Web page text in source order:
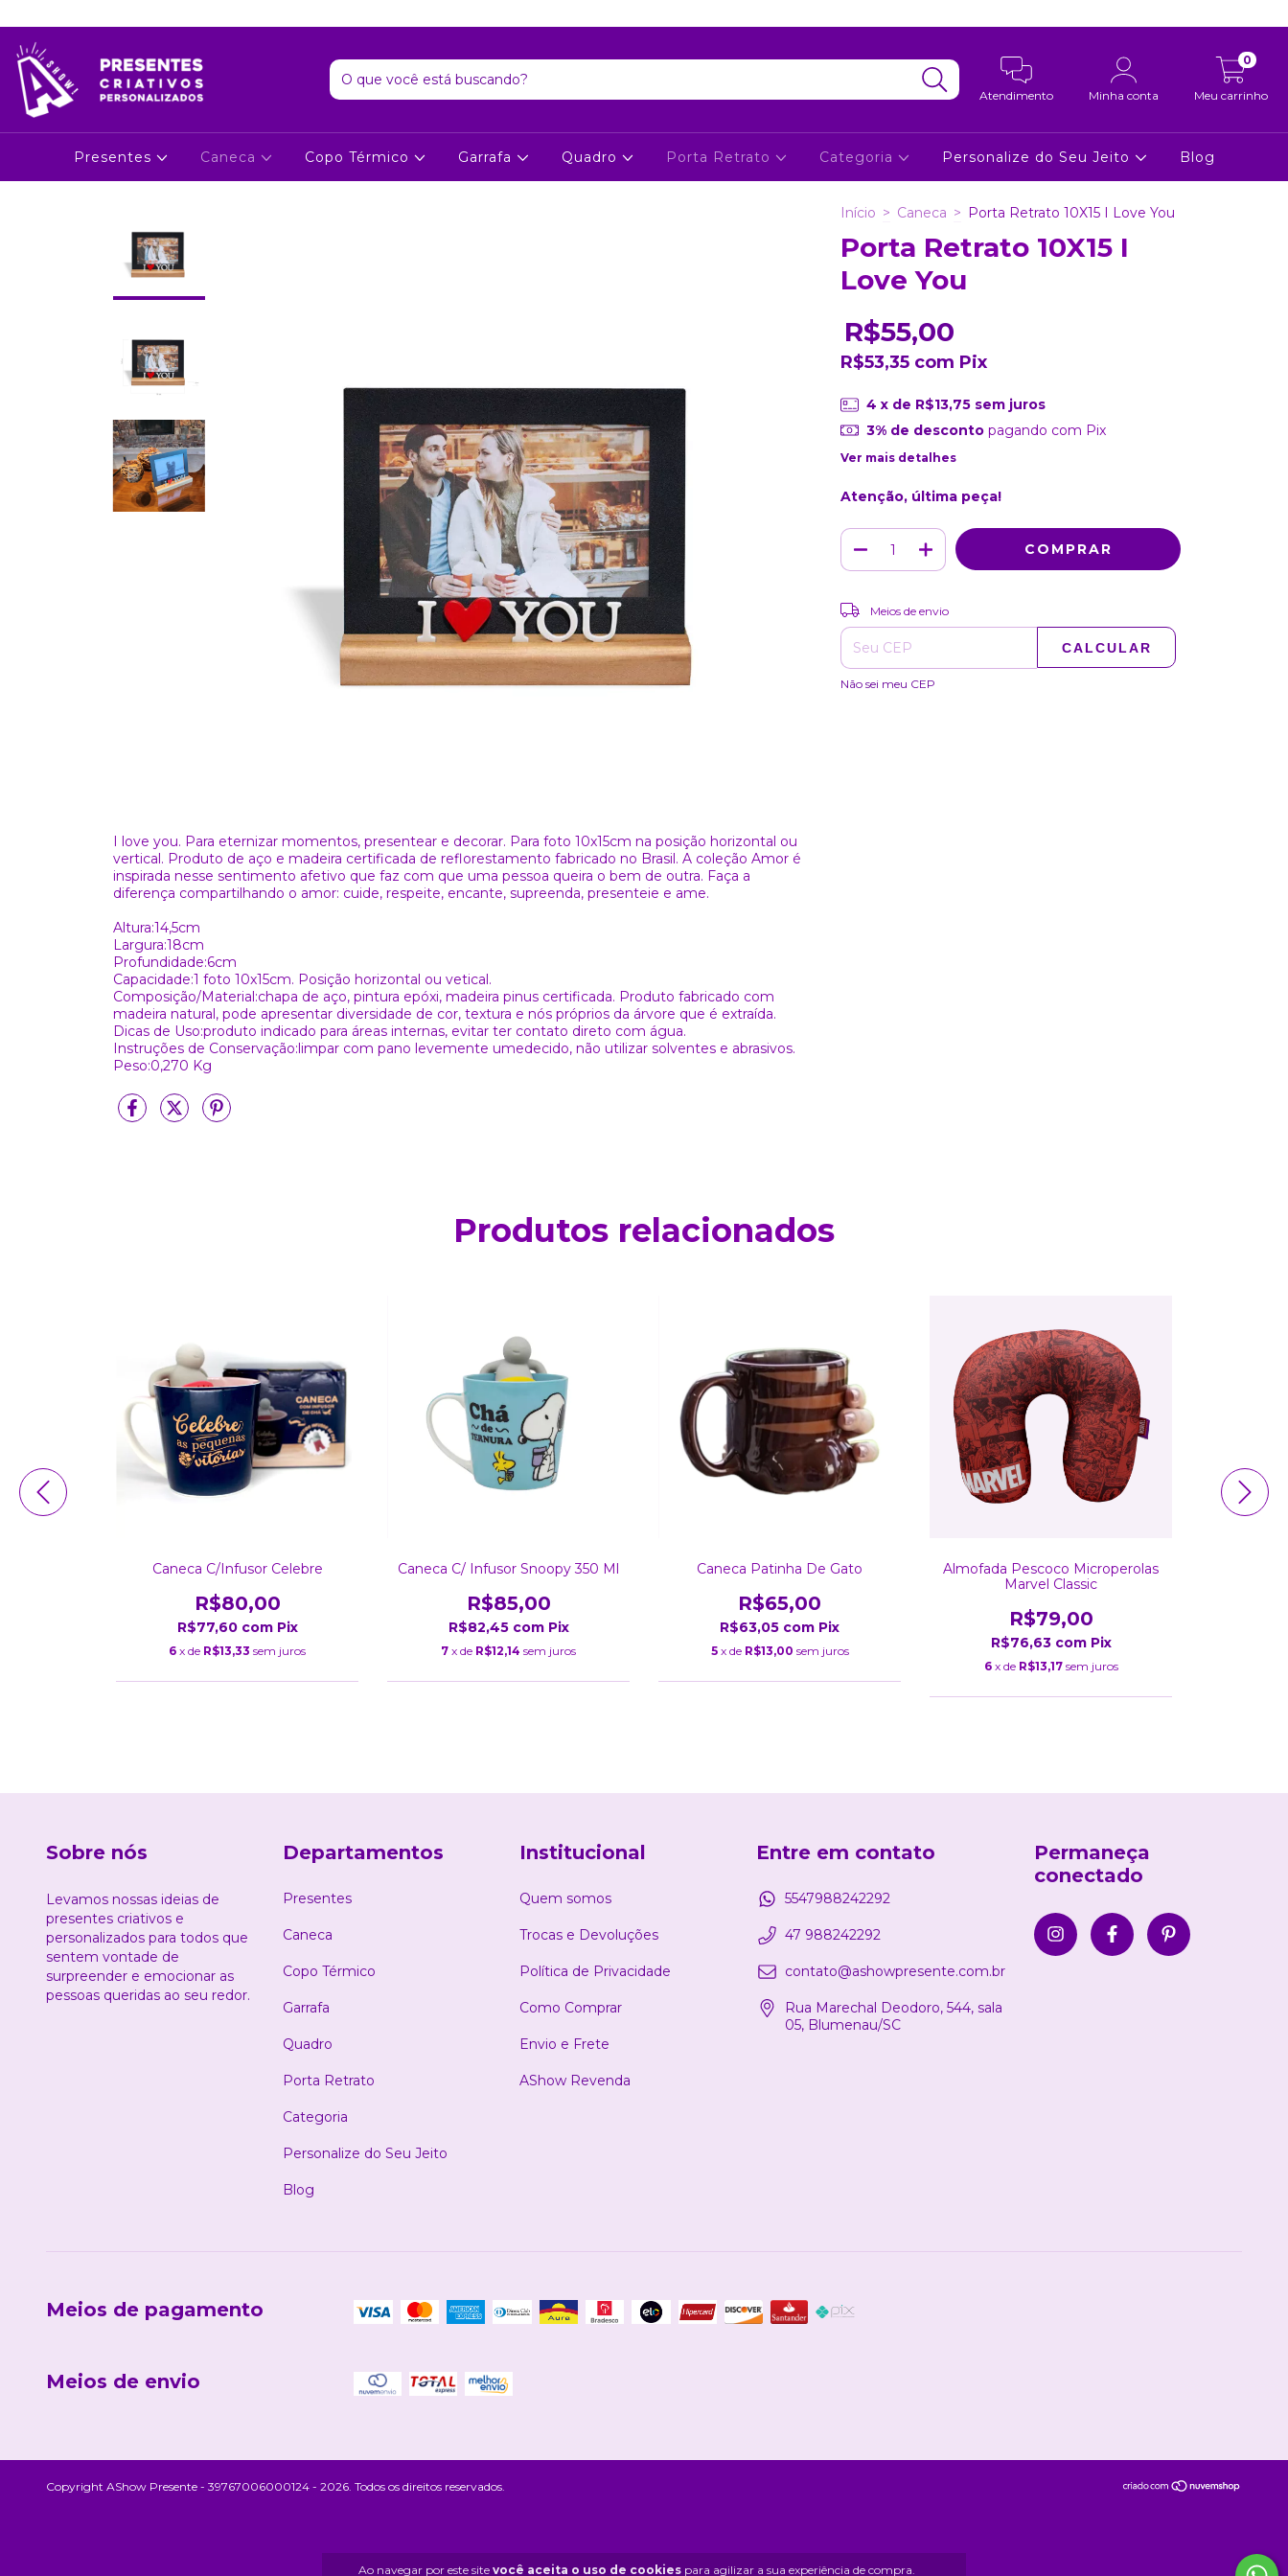
Atendimento Minha conta Meu carrinho
0
Presentes Caneca Copo Térmico Garrafa Quadro Porta Retrato Categoria Personalize do Seu Jeito Blog
Ao navegar por este site você aceita o uso de cookiespara agilizar a sua experiência de compra.
I love you. Para eternizar momentos, presentear e decorar. Para foto 10x15cm na posição horizontal ou
vertical. Produto de aço e madeira certificada de reflorestamento fabricado no Brasil. A coleção Amor é
inspirada nesse sentimento afetivo que faz com que uma pessoa queira o bem de outra. Faça a
diferença compartilhando o amor: cuide, respeite, encante, supreenda, presenteie e ame.
Altura:14,5cm
Largura:18cm
Profundidade:6cm
Capacidade:1 foto 10x15cm. Posição horizontal ou vetical.
Composição/Material:chapa de aço, pintura epóxi, madeira pinus certificada. Produto fabricado com
madeira natural, pode apresentar diversidade de cor, textura e nós próprios da árvore que é extraída.
Dicas de Uso:produto indicado para áreas internas, evitar ter contato direto com água.
Instruções de Conservação:limpar com pano levemente umedecido, não utilizar solventes e abrasivos.
Peso:0,270 Kg
Início > Caneca > Porta Retrato 10X15 I Love You
Porta Retrato 10X15 I
Love You
R$55,00
R$53,35 com Pix
4 x de R$13,75 sem juros
3% de descontopagando com Pix
Ver mais detalhes
Atenção, última peça!
Entregas para o CEP:
Meios de envio
CALCULAR
Não sei meu CEP
Produtos relacionados
Caneca C/Infusor Celebre
R$80,00
R$77,60 com Pix
6 x de R$13,33 sem juros
Caneca C/ Infusor Snoopy 350 Ml
R$85,00
R$82,45 com Pix
7 x de R$12,14 sem juros
Caneca Patinha De Gato
R$65,00
R$63,05 com Pix
5 x de R$13,00 sem juros
Almofada Pescoco Microperolas
Marvel Classic
R$79,00
R$76,63 com Pix
6 x de R$13,17 sem juros
Sobre nós
Levamos nossas ideias de
presentes criativos e
personalizados para todos que
sentem vontade de
surpreender e emocionar as
pessoas queridas ao seu redor.
Departamentos
Presentes
Caneca
Copo Térmico
Garrafa
Quadro
Porta Retrato
Categoria
Personalize do Seu Jeito
Blog
Institucional
Quem somos
Trocas e Devoluções
Política de Privacidade
Como Comprar
Envio e Frete
AShow Revenda
Entre em contato
5547988242292
47 988242292
contato@ashowpresente.com.br
Rua Marechal Deodoro, 544, sala
05, Blumenau/SC
Permaneça
conectado
Meios de pagamento
Meios de envio
Copyright AShow Presente - 39767006000124 - 2026. Todos os direitos reservados.